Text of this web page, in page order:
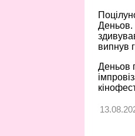
Деньов.
випнув
Деньов